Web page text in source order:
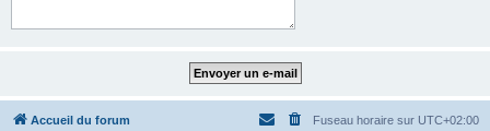
Accueil du forum Fuseau horaire sur UTC+02:00